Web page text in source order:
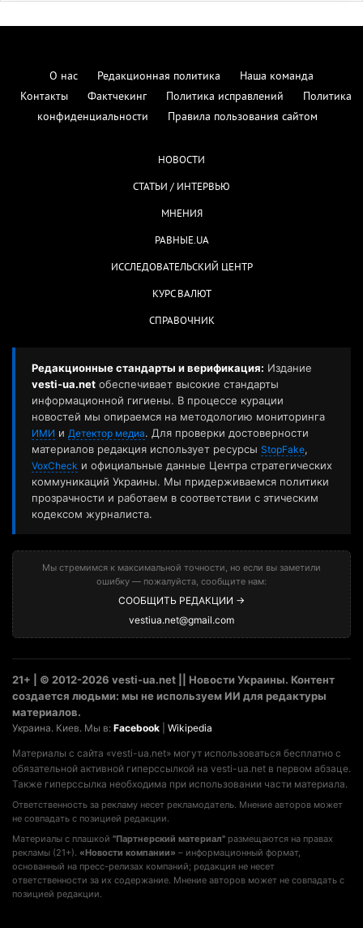
О нас Редакционная политика
Наша команда
Контакты
Фактчекинг Политика исправлений
Политика
конфиденциальности
Правила пользования сайтом
НОВОСТИ
СТАТЬИ / ИНТЕРВЬЮ
МНЕНИЯ
РАВНЫЕ.UA
ИССЛЕДОВАТЕЛЬСКИЙ ЦЕНТР
КУРС ВАЛЮТ
СПРАВОЧНИК
Редакционные стандарты и верификация: Издание
vesti-ua.net обеспечивает высокие стандарты
информационной гигиены. В процессе курации
новостей мы опираемся на методологию мониторинга
ИМИ и Детектор медиа. Для проверки достоверности
материалов редакция использует ресурсы StopFake,
VoxCheck и официальные данные Центра стратегических
коммуникаций Украины. Мы придерживаемся политики
прозрачности и работаем в соответствии с этическим
кодексом журналиста.
Мы стремимся к максимальной точности, но если вы заметили
ошибку — пожалуйста, сообщите нам:
СООБЩИТЬ РЕДАКЦИИ →
vestiua.net@gmail.com
21+ | © 2012-2026 vesti-ua.net || Новости Украины. Контент
создается людьми: мы не используем ИИ для редактуры
материалов.
Украина. Киев. Мы в: Facebook Wikipedia
Материалы с сайта «vesti-ua.net» могут использоваться бесплатно с
обязательной активной гиперссылкой на vesti-ua.net в первом абзаце.
Также гиперссылка необходима при использовании части материала.
Ответственность за рекламу несет рекламодатель. Мнение авторов может
не совпадать с позицией редакции.
Материалы с плашкой "Партнерский материал" размещаются на правах
рекламы (21+). «Новости компании» – информационный формат,
основанный на пресс-релизах компаний; редакция не несет
ответственности за их содержание. Мнение авторов может не совпадать с
позицией редакции.